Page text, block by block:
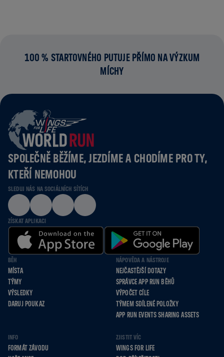
100 % STARTOVNÉHO PUTUJE PŘÍMO NA VÝZKUM
MÍCHY
SPOLEČNĚ BĚŽÍME, JEZDÍME A CHODÍME PRO TY,
KTEŘÍ NEMOHOU
SLEDUJ NÁS NA SOCIÁLNÍCH SÍTÍCH
ZÍSKAT APLIKACI
BĚH
MÍSTA
TÝMY
VÝSLEDKY
DARUJ POUKAZ
NÁPOVĚDA A NÁSTROJE
NEJČASTĚJŠÍ DOTAZY
SPRÁVCE APP RUN BĚHŮ
VÝPOČET CÍLE
TÝMEM SDÍLENÉ POLOŽKY
APP RUN EVENTS SHARING ASSETS
INFO
FORMÁT ZÁVODU
ZJISTIT VÍC
WINGS FOR LIFE